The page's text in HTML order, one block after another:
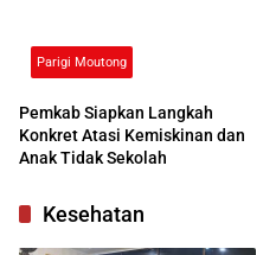
Parigi Moutong
Pemkab Siapkan Langkah
Konkret Atasi Kemiskinan dan
Anak Tidak Sekolah
Kesehatan